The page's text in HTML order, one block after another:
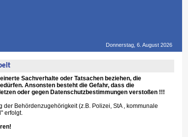
Donnerstag, 6. August 2026
Sachverhalte oder Tatsachen beziehen, die
Ansonsten besteht die Gefahr, dass die
oder gegen Datenschutzbestimmungen verstoßen !!!
Behördenzugehörigkeit (z.B. Polizei, StA , kommunale
erfolgt.